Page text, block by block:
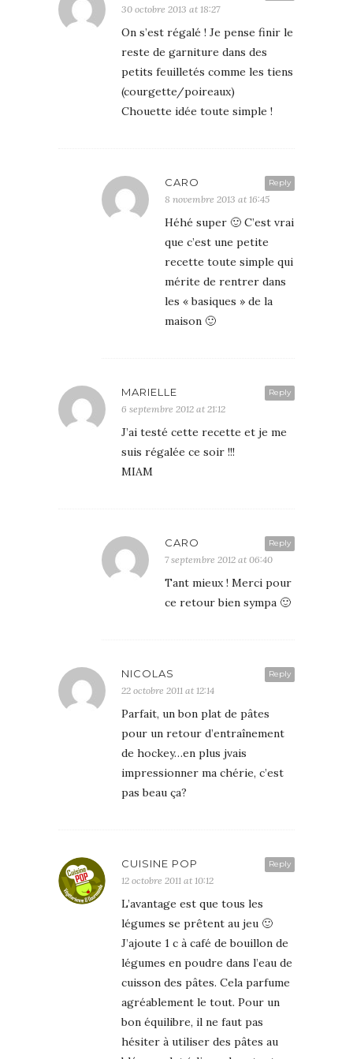
30 octobre 2013 at 18:27
On s’est régalé ! Je pense finir le
reste de garniture dans des
petits feuilletés comme les tiens
(courgette/poireaux)
Chouette idée toute simple !
Reply
CARO
8 novembre 2013 at 16:45
Héhé super 🙂 C’est vrai
que c’est une petite
recette toute simple qui
mérite de rentrer dans
les « basiques » de la
maison 🙂
Reply
MARIELLE
6 septembre 2012 at 21:12
J’ai testé cette recette et je me
suis régalée ce soir !!!
MIAM
Reply
CARO
7 septembre 2012 at 06:40
Tant mieux ! Merci pour
ce retour bien sympa 🙂
Reply
NICOLAS
22 octobre 2011 at 12:14
Parfait, un bon plat de pâtes
pour un retour d’entraînement
de hockey…en plus jvais
impressionner ma chérie, c’est
pas beau ça?
Reply
CUISINE POP
12 octobre 2011 at 10:12
L’avantage est que tous les
légumes se prêtent au jeu 🙂
J’ajoute 1 c à café de bouillon de
légumes en poudre dans l’eau de
cuisson des pâtes. Cela parfume
agréablement le tout. Pour un
bon équilibre, il ne faut pas
hésiter à utiliser des pâtes au